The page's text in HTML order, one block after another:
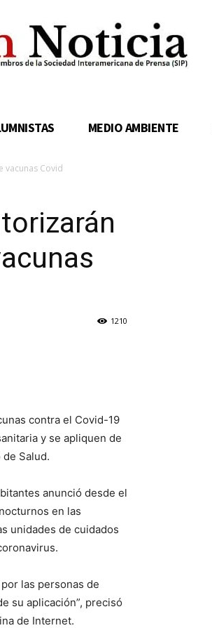
MEDIO AMBIENTE
vacunas Covid
1210
contra el Covid-19
y se apliquen de
Salud.
anunció desde el
en las
unidades de cuidados
las personas de
su aplicación”, precisó
de Internet.